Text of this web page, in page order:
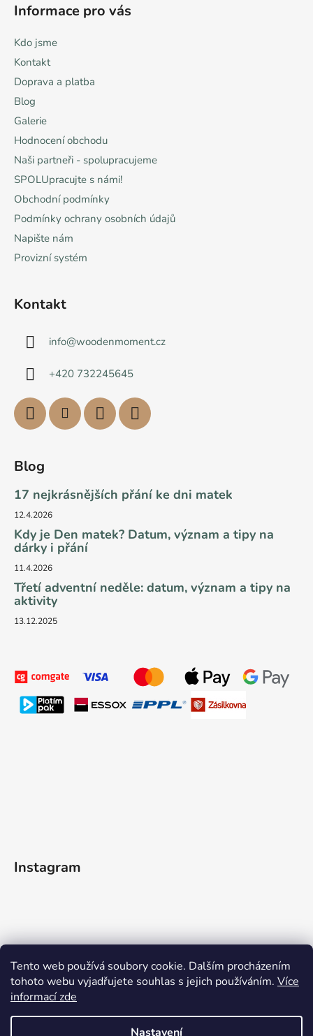
Tento web používá soubory cookie. Dalším procházením
tohoto webu vyjadřujete souhlas s jejich používáním. Více
informací zde
Nastavení
Informace pro vás
Kdo jsme
Kontakt
Doprava a platba
Blog
Galerie
Hodnocení obchodu
Naši partneři - spolupracujeme
SPOLUpracujte s námi!
Obchodní podmínky
Podmínky ochrany osobních údajů
Napište nám
Provizní systém
Kontakt
info@woodenmoment.cz
+420 732245645
Blog
17 nejkrásnějších přání ke dni matek
12.4.2026
Kdy je Den matek? Datum, význam a tipy na
dárky i přání
11.4.2026
Třetí adventní neděle: datum, význam a tipy na
aktivity
13.12.2025
Instagram
Sledovat na Instagramu